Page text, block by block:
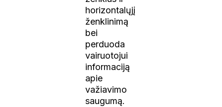
horizontalųjį
ženklinimą
bei
perduoda
vairuotojui
informaciją
apie
važiavimo
saugumą.